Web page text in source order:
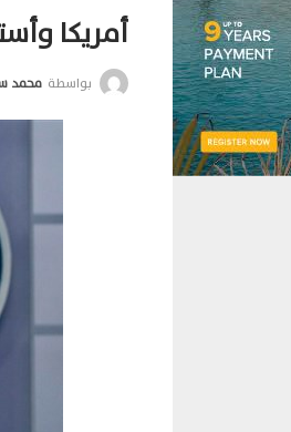
أمريكا
بواسطة محمد